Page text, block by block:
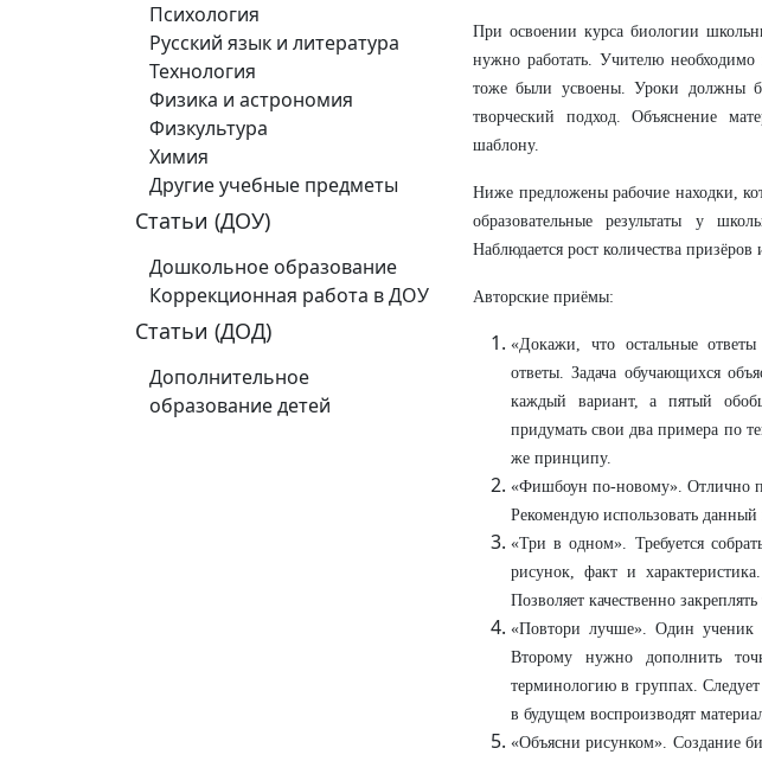
Психология
Русский язык и литература
Технология
Физика и астрономия
Физкультура
Химия
Другие учебные предметы
Статьи (ДОУ)
Дошкольное образование
Коррекционная работа в ДОУ
Статьи (ДОД)
Дополнительное
образование детей
При освоении курса биологии
нужно работать. Учителю
тоже были усвоены. Уроки должны
творческий подход. Объяснение
шаблону.
Ниже предложены рабочие находки,
образовательные результаты у
Наблюдается рост количества
Авторские приёмы:
«Докажи, что остальные
ответы. Задача обучающихся
каждый вариант, а пятый
придумать свои два примера по
же принципу.
«Фишбоун по-новому». Отлично
Рекомендую использовать
«Три в одном». Требуется
рисунок, факт и
Позволяет качественно
«Повтори лучше». Один ученик
Второму нужно дополнить
терминологию в группах.
в будущем воспроизводят
«Объясни рисунком». Создание